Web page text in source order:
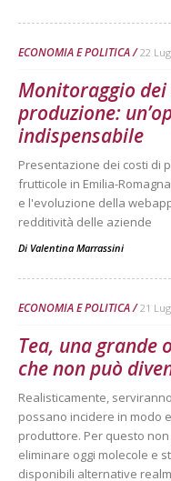
ECONOMIA E POLITICA 22
Monitoraggio
produzione:
indispensabile
Presentazione dei costi di
frutticole in Emilia-
e l'evoluzione della
redditività delle aziende
Di Valentina Marrassini
ECONOMIA E POLITICA 21
Tea, una grande
che non può
Realisticamente,
possano incidere in modo
produttore. Per questo
eliminare oggi molecole e
disponibili alternative